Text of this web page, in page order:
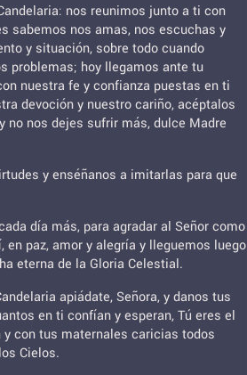
nos reunimos junto a ti con
sabemos nos amas, nos escuchas y
y situación, sobre todo cuando
problemas; hoy llegamos ante tu
nuestra fe y confianza puestas en ti
devoción y nuestro cariño, acéptalos
no nos dejes sufrir más, dulce Madre
y enséñanos a imitarlas para que
día más, para agradar al Señor como
paz, amor y alegría y lleguemos luego
eterna de la Gloria Celestial.
apiádate, Señora, y danos tus
en ti confían y esperan, Tú eres el
con tus maternales caricias todos
Cielos.